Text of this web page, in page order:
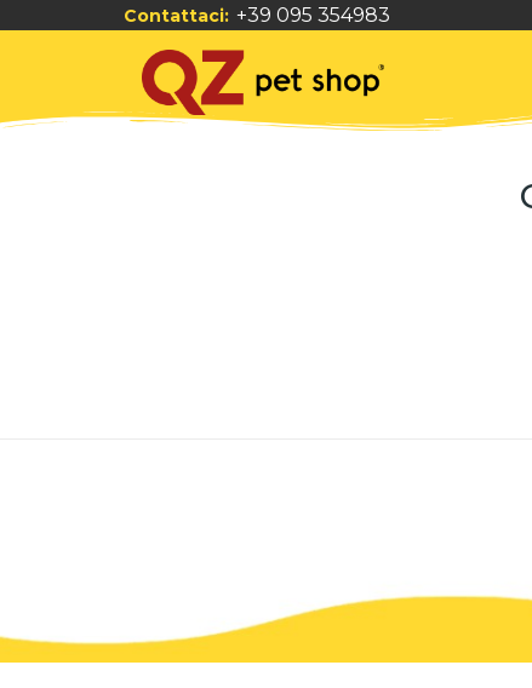
Contattaci: +39 095 354983